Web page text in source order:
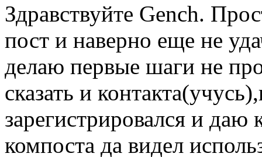
Здравствуйте Gench.
пост и наверно еще не
делаю первые шаги не
сказать и
зарегистрировался и
компоста да видел